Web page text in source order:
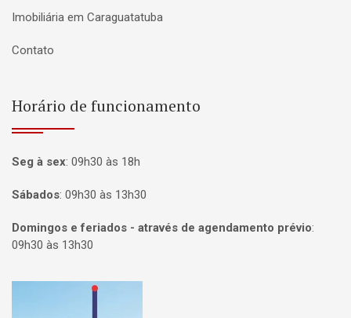
Imobiliária em Caraguatatuba
Contato
Horário de funcionamento
Seg à sex: 09h30 às 18h
Sábados: 09h30 às 13h30
Domingos e feriados - através de agendamento prévio:
09h30 às 13h30
Página inicial